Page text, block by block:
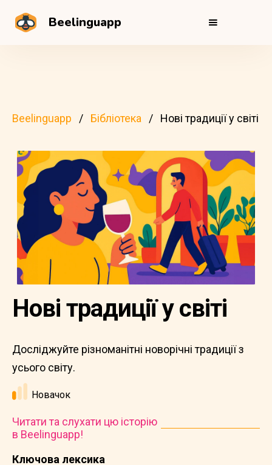
Beelinguapp
Beelinguapp Бібліотека Нові традиції у світі
Ключова лексика
Нові традиції у світі
Досліджуйте різноманітні новорічні традиції з
усього світу.
Новачок
Читати та слухати цю історію
в Beelinguapp!